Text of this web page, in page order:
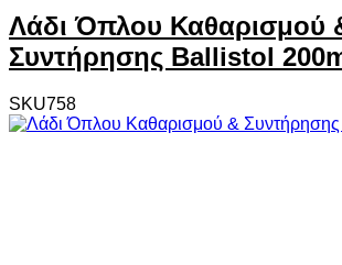
Λάδι Όπλου Καθαρισμού
Συντήρησης Ballistol
SKU758